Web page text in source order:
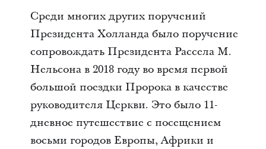
Среди многих других поручений
Президента Холланда было поручение
сопровождать Президента Рассела М.
Нельсона в 2018 году во время первой
большой поездки Пророка в качестве
руководителя Церкви. Это было 11-
дневное путешествие с посещением
восьми городов Европы, Африки и